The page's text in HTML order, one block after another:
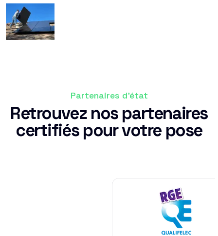
Partenaires d'état
Retrouvez nos partenaires
certifiés pour votre pose